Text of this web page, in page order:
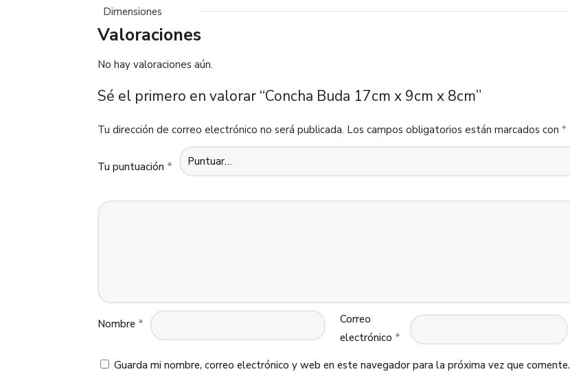
Dimensiones
Valoraciones
No hay valoraciones aún.
Sé el primero en valorar “Concha Buda 17cm x 9cm x 8cm”
Tu dirección de correo electrónico no será publicada. Los campos obligatorios están marcados con *
Tu puntuación *
Nombre *
Correo
electrónico *
Guarda mi nombre, correo electrónico y web en este navegador para la próxima vez que comente.